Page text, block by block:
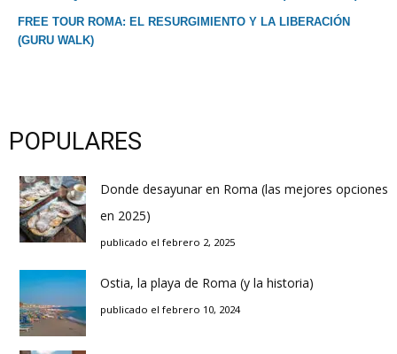
FREE TOUR ROMA: EL RESURGIMIENTO Y LA LIBERACIÓN
(GURU WALK)
POPULARES
Donde desayunar en Roma (las mejores opciones
en 2025)
publicado el febrero 2, 2025
Ostia, la playa de Roma (y la historia)
publicado el febrero 10, 2024